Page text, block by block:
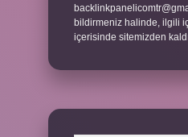
bildirmeniz halinde, ilgili
içerisinde sitemizden